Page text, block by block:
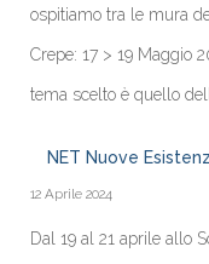
ospitiamo tra le mura
Crepe: 17 > 19 Maggio
tema scelto è quello
NET Nuove
12 Aprile 2024
Dal 19 al 21 aprile allo